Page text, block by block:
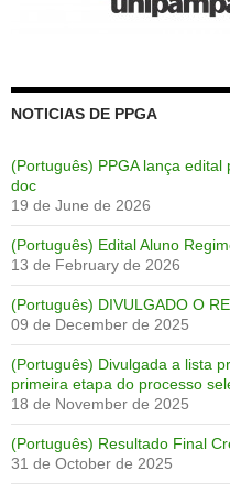
NOTICIAS DE PPGA
(Português) PPGA lança
doc
19 de June de 2026
(Português) Edital Aluno
13 de February de 2026
(Português) DIVULGADO O
09 de December de 2025
(Português) Divulgada a lista
primeira etapa do processo
18 de November de 2025
(Português) Resultado Final
31 de October de 2025